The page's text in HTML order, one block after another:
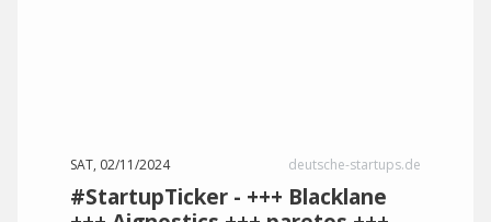
SAT, 02/11/2024 deutsche-startups.de
#StartupTicker - +++ Blacklane